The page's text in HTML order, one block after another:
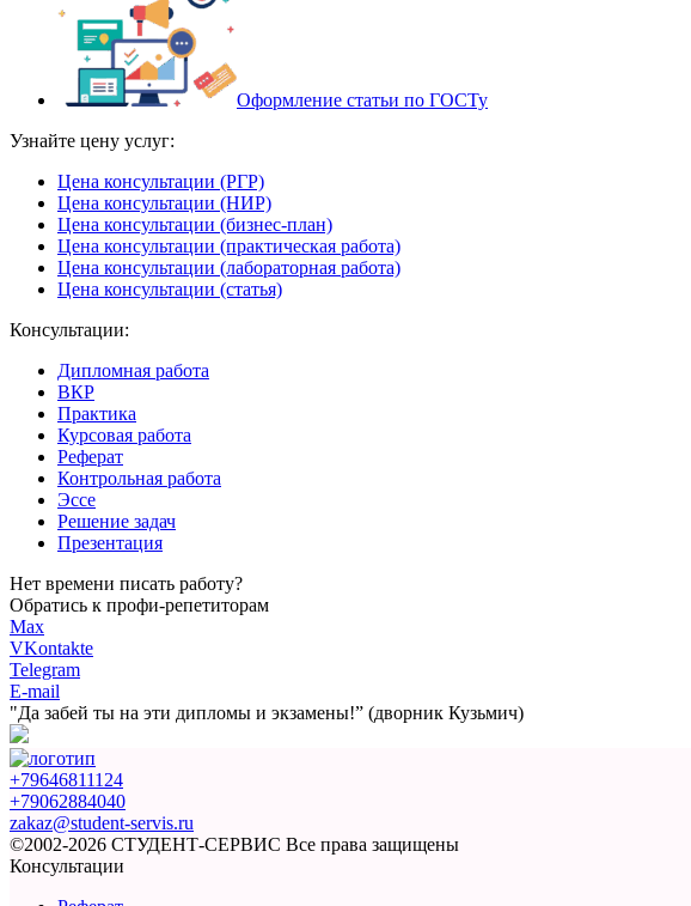
Оформление статьи по ГОСТу
Узнайте цену услуг:
Цена консультации (РГР)
Цена консультации (НИР)
Цена консультации (бизнес-план)
Цена консультации (практическая работа)
Цена консультации (лабораторная работа)
Цена консультации (статья)
Консультации:
Дипломная работа
ВКР
Практика
Курсовая работа
Реферат
Контрольная работа
Эссе
Решение задач
Презентация
Нет времени писать работу?
Обратись к профи-репетиторам
Max
VKontakte
Telegram
E-mail
"Да забей ты на эти дипломы и экзамены!” (дворник Кузьмич)
+79646811124
+79062884040
zakaz@student-servis.ru
©2002-2026 СТУДЕНТ-СЕРВИС Все права защищены
Консультации